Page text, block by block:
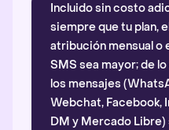
Incluido sin costo
siempre que tu plan,
atribución mensual o
SMS sea mayor; de
los mensajes
Webchat, Facebook,
DM y Mercado Libre)